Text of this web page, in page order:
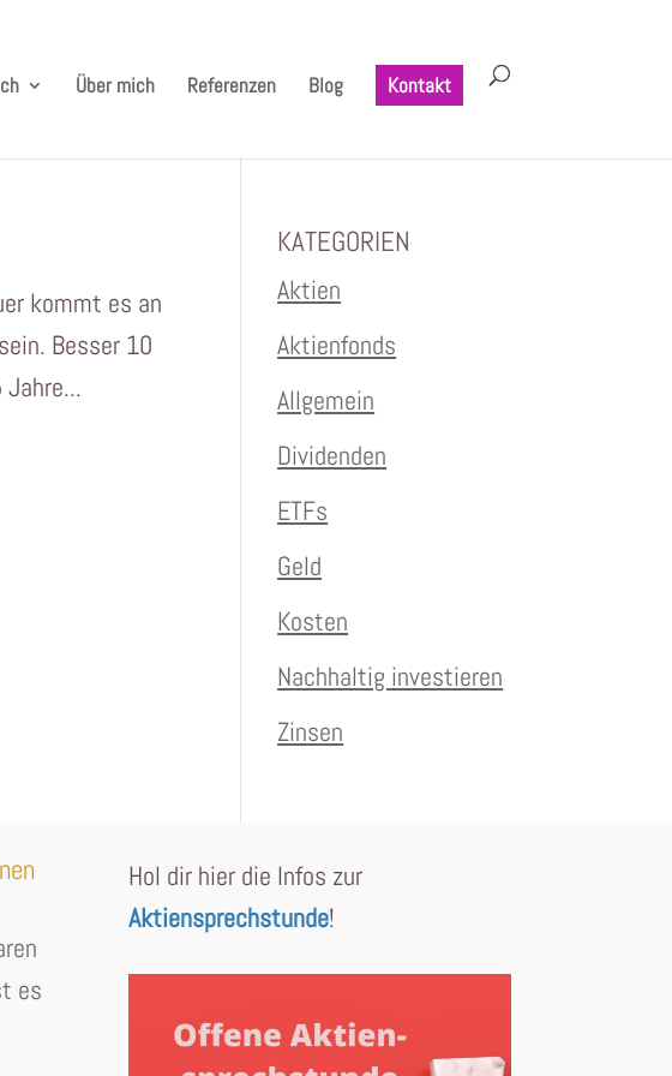
Über mich Referenzen Blog Kontakt
kommt es an
Besser 10
KATEGORIEN
Aktien
Aktienfonds
Allgemein
Dividenden
ETFs
Geld
Kosten
Nachhaltig investieren
Zinsen
es
Hol dir hier die Infos zur
Aktiensprechstunde!